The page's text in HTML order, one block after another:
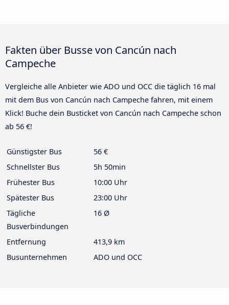
Fakten über Busse von Cancún nach
Campeche
Vergleiche alle Anbieter wie ADO und OCC die täglich 16 mal
mit dem Bus von Cancún nach Campeche fahren, mit einem
Klick! Buche dein Busticket von Cancún nach Campeche schon
ab 56 €!
Günstigster Bus
56 €
Schnellster Bus
5h 50min
Frühester Bus
10:00 Uhr
Spätester Bus
23:00 Uhr
Tägliche
Busverbindungen
16 Ø
Entfernung
413,9 km
Busunternehmen
ADO und OCC